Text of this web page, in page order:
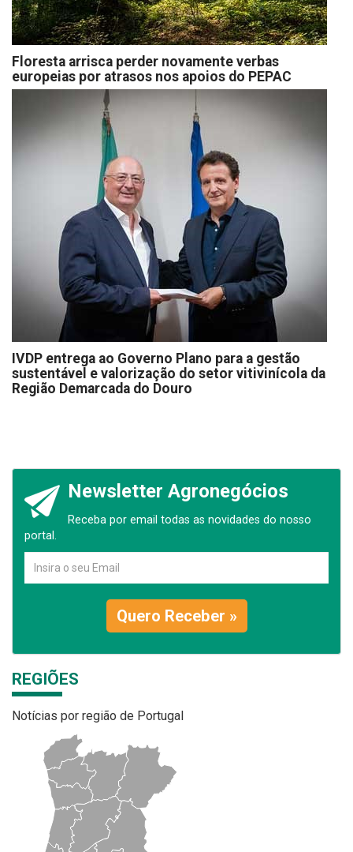
Floresta arrisca perder novamente verbas
europeias por atrasos nos apoios do PEPAC
IVDP entrega ao Governo Plano para a gestão
sustentável e valorização do setor vitivinícola da
Região Demarcada do Douro
Newsletter Agronegócios
Receba por email todas as novidades do nosso
portal.
Quero Receber »
REGIÕES
Notícias por região de Portugal